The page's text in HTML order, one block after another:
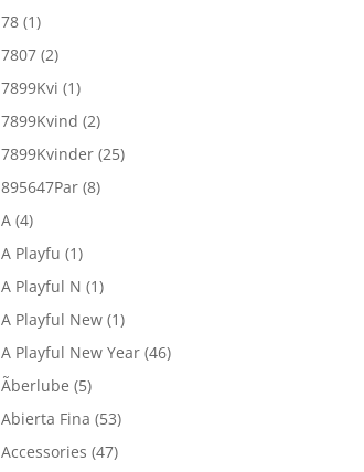
78 (1)
7807 (2)
7899Kvi (1)
7899Kvind (2)
7899Kvinder (25)
895647Par (8)
A (4)
A Playfu (1)
A Playful N (1)
A Playful New (1)
A Playful New Year (46)
Ãberlube (5)
Abierta Fina (53)
Accessories (47)